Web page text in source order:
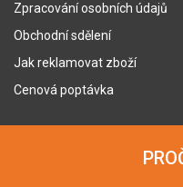
Zpracování osobních údajů
Obchodní sdělení
Jak reklamovat zboží
Cenová poptávka